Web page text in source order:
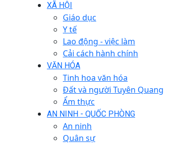
XÃ HỘI
Giáo dục
Y tế
Lao động - việc làm
Cải cách hành chính
VĂN HÓA
Tinh hoa văn hóa
Đất và người Tuyên Quang
Ẩm thực
AN NINH - QUỐC PHÒNG
An ninh
Quân sự